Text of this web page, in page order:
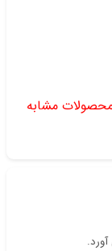
مشابه